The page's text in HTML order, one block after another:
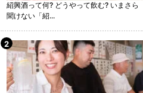
紹興酒って何? どうやって飲む? いまさら
聞けない「紹...